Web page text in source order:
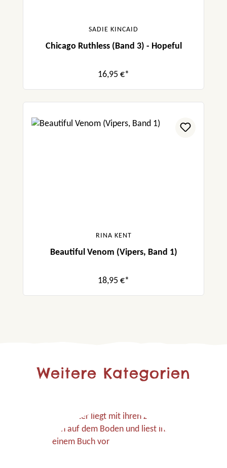
SADIE KINCAID
Chicago Ruthless (Band 3) - Hopeful
16,95 €*
RINA KENT
Beautiful Venom (Vipers, Band 1)
18,95 €*
Weitere Kategorien